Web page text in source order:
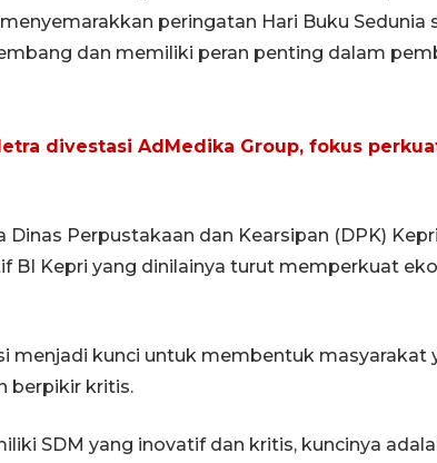
peringatan Hari Buku Sedunia
dan memiliki peran penting dalam
divestasi AdMedika Group, fokus
Dinas Perpustakaan dan Kearsipan (DPK)
BI Kepri yang dinilainya turut memperkuat
menjadi kunci untuk membentuk masyarakat
berpikir kritis.
SDM yang inovatif dan kritis, kuncinya